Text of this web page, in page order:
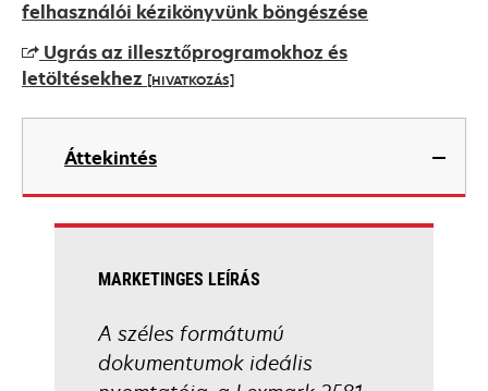
felhasználói kézikönyvünk böngészése
Ugrás az illesztőprogramokhoz és
letöltésekhez [HIVATKOZÁS]
opens
new
Áttekintés
MARKETINGES LEÍRÁS
A széles formátumú
dokumentumok ideális